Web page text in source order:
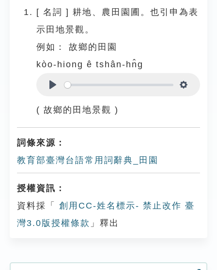
[ 名詞 ] 耕地、農田園圃。也引申為表
示田地景觀。
例如：
故鄉的田園
kòo-hiong ê tshân-hn̂g
( 故鄉的田地景觀 )
詞條來源：
教育部臺灣台語常用詞辭典_田園
授權資訊：
資料採「
創用CC-姓名標示- 禁止改作 臺
灣3.0版授權條款 」釋出